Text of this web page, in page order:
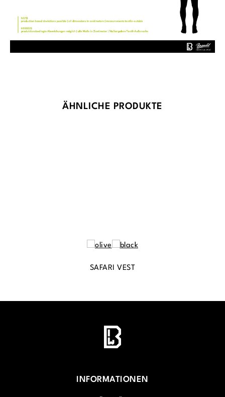
Produktgalerie überspringen
ÄHNLICHE PRODUKTE
SAFARI VEST
INFORMATIONEN